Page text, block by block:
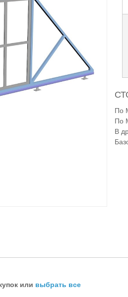
По
По
В
или выбрать все